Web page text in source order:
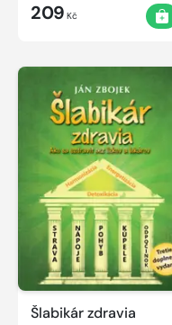
209 Kč
Šlabikár zdravia